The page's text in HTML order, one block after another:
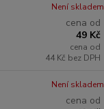
cena od
49 Kč
cena od
44 Kč bez DPH
Není skladem
cena od
Není skladem